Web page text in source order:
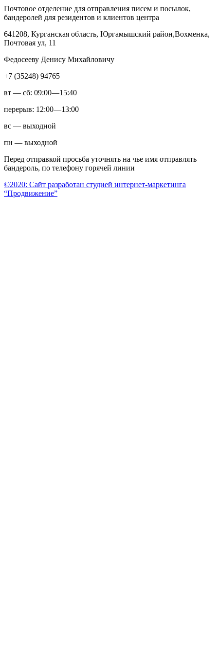
Почтовое отделение для отправления писем и посылок,
бандеролей для резидентов и клиентов центра
641208, Курганская область, Юргамышский район,Вохменка,
Почтовая ул, 11
Федосееву Денису Михайловичу
+7 (35248) 94765
вт — сб: 09:00—15:40
перерыв: 12:00—13:00
вс — выходной
пн — выходной
Перед отправкой просьба уточнять на чье имя отправлять
бандероль, по телефону горячей линии
©2020: Сайт разработан студией интернет-маркетинга
“Продвижение”